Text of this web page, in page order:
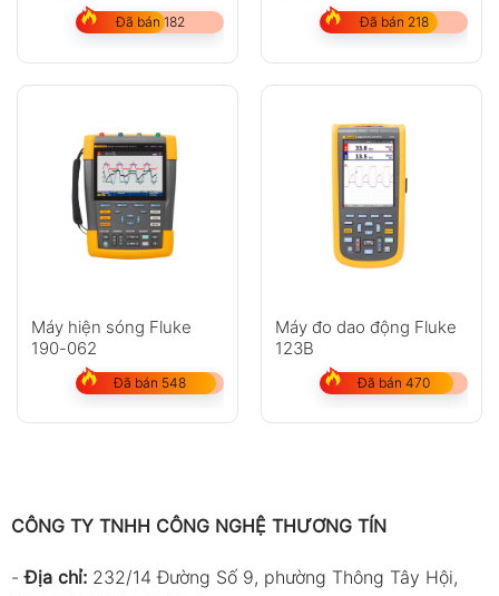
Đã bán 182 Đã bán 218
Máy hiện sóng Fluke
190-062
Đã bán 548
Máy đo dao động Fluke
123B
Đã bán 470
CÔNG TY TNHH CÔNG NGHỆ THƯƠNG TÍN
-Địa chỉ: 232/14 Đường Số 9, phường Thông Tây Hội,